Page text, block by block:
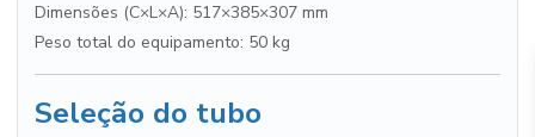
Dimensões (C×L×A): 517×385×307 mm
Peso total do equipamento: 50 kg
Seleção do tubo